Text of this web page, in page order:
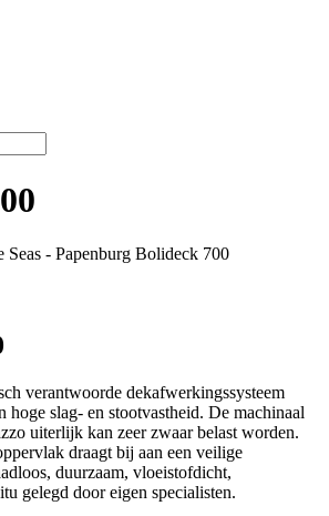
verantwoorde dekafwerkingssysteem
slag- en stootvastheid. De machinaal
uiterlijk kan zeer zwaar belast worden.
draagt bij aan een veilige
duurzaam, vloeistofdicht,
gelegd door eigen specialisten.